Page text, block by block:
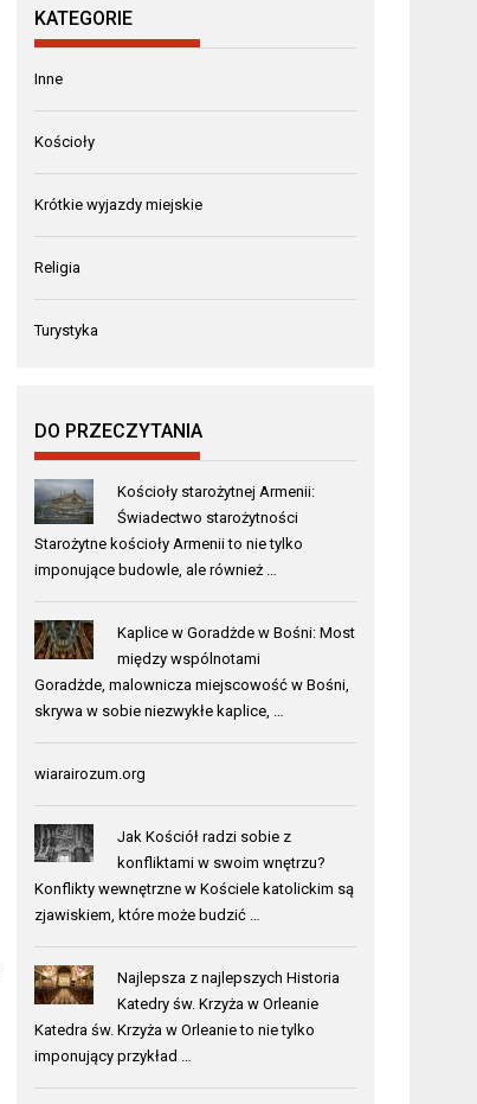
KATEGORIE
Inne
Kościoły
Krótkie wyjazdy miejskie
Religia
Turystyka
DO PRZECZYTANIA
Kościoły starożytnej Armenii:
Świadectwo starożytności
Starożytne kościoły Armenii to nie tylko
imponujące budowle, ale również …
Kaplice w Goradżde w Bośni: Most
między wspólnotami
Goradżde, malownicza miejscowość w Bośni,
skrywa w sobie niezwykłe kaplice, …
wiarairozum.org
Jak Kościół radzi sobie z
konfliktami w swoim wnętrzu?
Konflikty wewnętrzne w Kościele katolickim są
zjawiskiem, które może budzić …
Najlepsza z najlepszych Historia
Katedry św. Krzyża w Orleanie
Katedra św. Krzyża w Orleanie to nie tylko
imponujący przykład …